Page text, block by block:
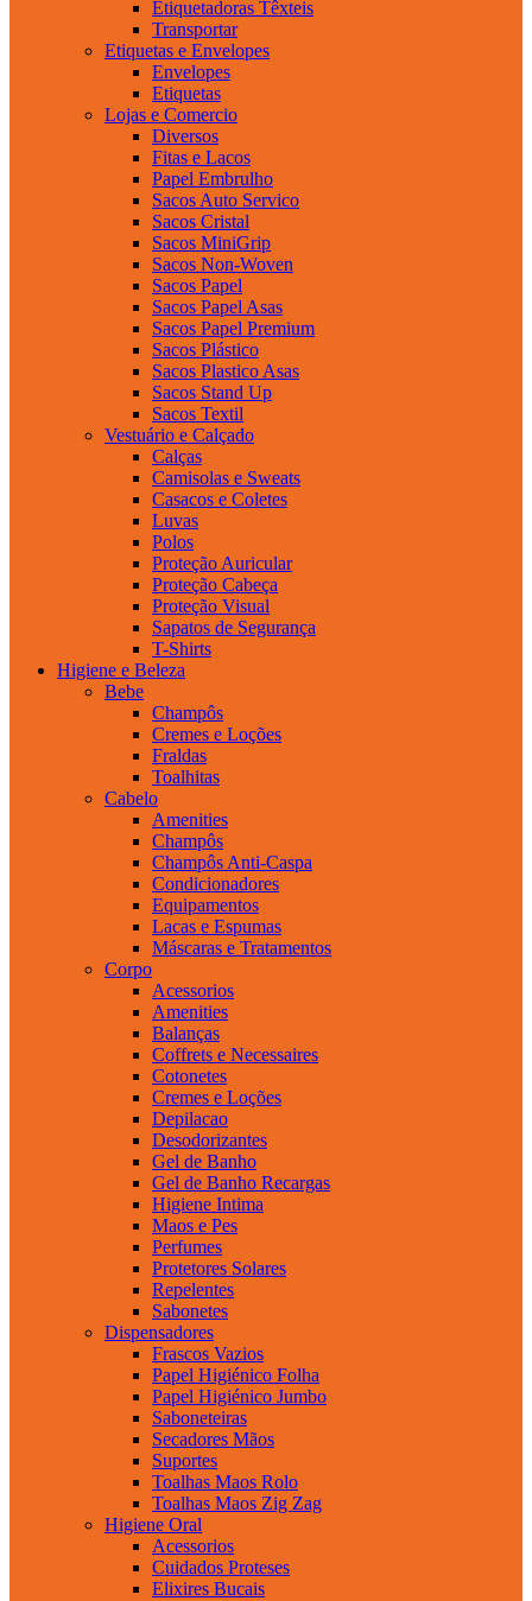
Etiquetadoras Têxteis
Transportar
Etiquetas e Envelopes
Envelopes
Etiquetas
Lojas e Comercio
Diversos
Fitas e Lacos
Papel Embrulho
Sacos Auto Servico
Sacos Cristal
Sacos MiniGrip
Sacos Non-Woven
Sacos Papel
Sacos Papel Asas
Sacos Papel Premium
Sacos Plástico
Sacos Plastico Asas
Sacos Stand Up
Sacos Textil
Vestuário e Calçado
Calças
Camisolas e Sweats
Casacos e Coletes
Luvas
Polos
Proteção Auricular
Proteção Cabeça
Proteção Visual
Sapatos de Segurança
T-Shirts
Higiene e Beleza
Bebe
Champôs
Cremes e Loções
Fraldas
Toalhitas
Cabelo
Amenities
Champôs
Champôs Anti-Caspa
Condicionadores
Equipamentos
Lacas e Espumas
Máscaras e Tratamentos
Corpo
Acessorios
Amenities
Balanças
Coffrets e Necessaires
Cotonetes
Cremes e Loções
Depilacao
Desodorizantes
Gel de Banho
Gel de Banho Recargas
Higiene Intima
Maos e Pes
Perfumes
Protetores Solares
Repelentes
Sabonetes
Dispensadores
Frascos Vazios
Papel Higiénico Folha
Papel Higiénico Jumbo
Saboneteiras
Secadores Mãos
Suportes
Toalhas Maos Rolo
Toalhas Maos Zig Zag
Higiene Oral
Acessorios
Cuidados Proteses
Elixires Bucais